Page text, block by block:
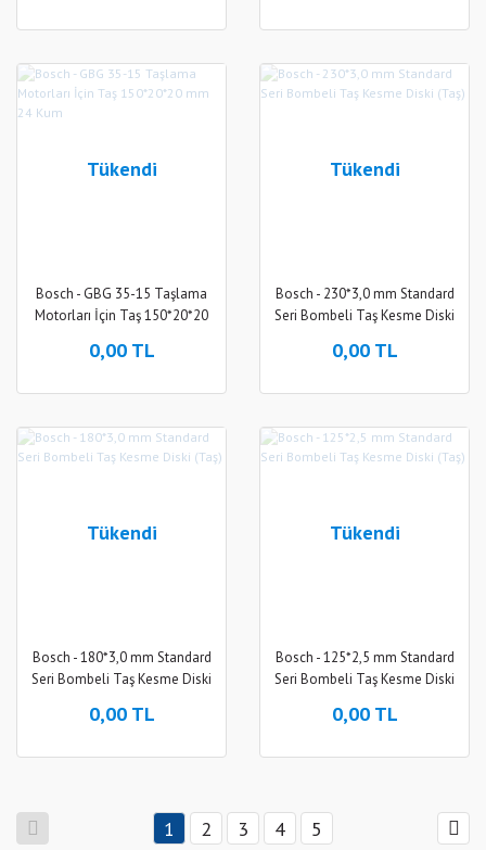
Tükendi
Bosch - GBG 35-15 Taşlama
Motorları İçin Taş 150*20*20
0,00 TL
Tükendi
Bosch - 230*3,0 mm Standard
Seri Bombeli Taş Kesme Diski
0,00 TL
Tükendi
Bosch - 180*3,0 mm Standard
Seri Bombeli Taş Kesme Diski
0,00 TL
Tükendi
Bosch - 125*2,5 mm Standard
Seri Bombeli Taş Kesme Diski
0,00 TL
1 2 3 4 5